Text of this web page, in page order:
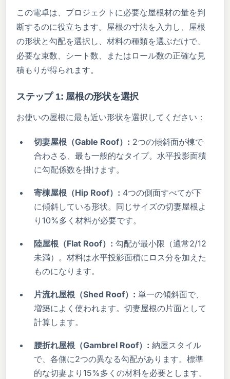
この電卓は、プロジェクトに必要な屋根材の量を判
断するのに役立ちます。屋根の寸法を入力し、屋根
の形状と勾配を選択し、材料の種類を選ぶだけで、
必要な束数、シート数、またはロール数の正確な見
積もりが得られます。
ステップ 1: 屋根の形状を選択
お使いの屋根に最も近い形状を選択してください：
切妻屋根（Gable Roof）: 2つの傾斜面が棟で
合わさる、最も一般的なタイプ。水平投影面積
に勾配係数を掛けます。
寄棟屋根（Hip Roof）: 4つの側面すべてが下
に傾斜している形状。同じサイズの切妻屋根よ
り10%多く材料が必要です。
陸屋根（Flat Roof）: 勾配が最小限（通常2/12
未満）。材料は水平投影面積にロス分を加えた
ものになります。
片流れ屋根（Shed Roof）: 単一の傾斜面で、
増築によく使われます。切妻屋根の片面として
計算します。
腰折れ屋根（Gambrel Roof）: 納屋スタイル
で、各側に2つの異なる勾配があります。標準
的な切妻より15%多くの材料を必要とします。